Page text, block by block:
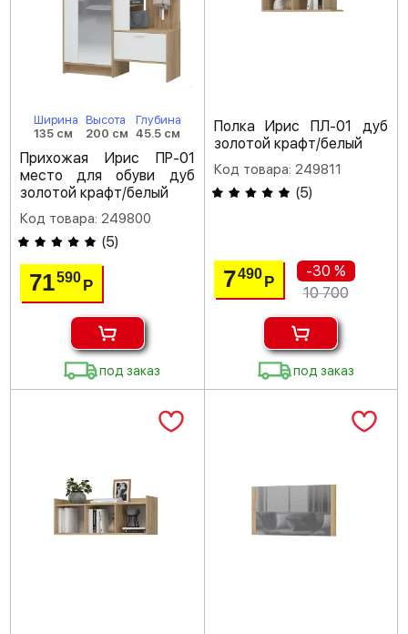
Ширина
135 см
Высота
200 см
Глубина
45.5 см
Прихожая Ирис ПР-01
место для обуви дуб
золотой крафт/белый
Код товара: 249800
(5)
71590Р
под заказ
Полка Ирис ПЛ-01 дуб
золотой крафт/белый
Код товара: 249811
(5)
7490 Р
-30 %
10 700
под заказ